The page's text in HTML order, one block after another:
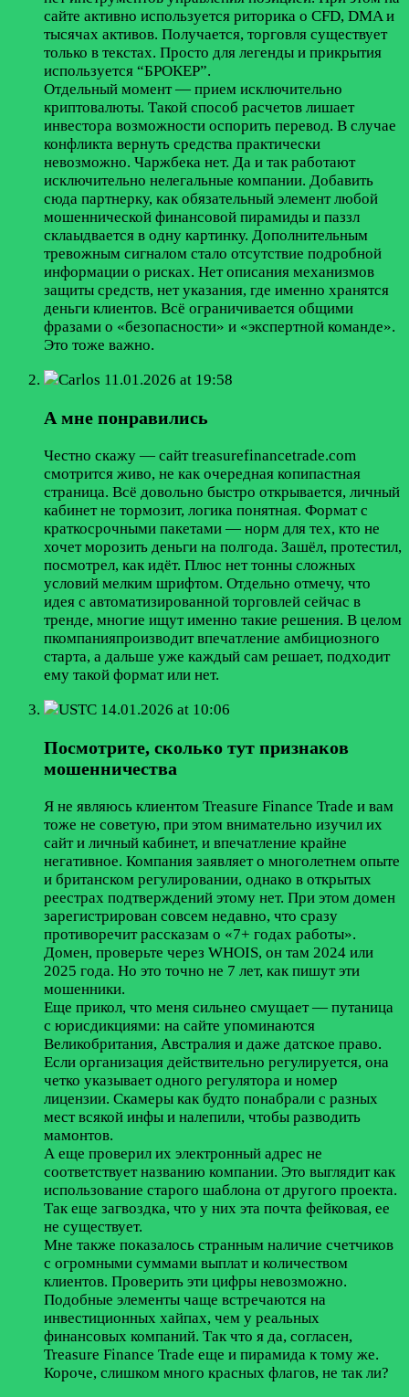
сайте активно используется риторика о CFD, DMA и
тысячах активов. Получается, торговля существует
только в текстах. Просто для легенды и прикрытия
используется “БРОКЕР”.
Отдельный момент — прием исключительно
криптовалюты. Такой способ расчетов лишает
инвестора возможности оспорить перевод. В случае
конфликта вернуть средства практически
невозможно. Чаржбека нет. Да и так работают
исключительно нелегальные компании. Добавить
сюда партнерку, как обязательный элемент любой
мошеннической финансовой пирамиды и паззл
склаыдвается в одну картинку. Дополнительным
тревожным сигналом стало отсутствие подробной
информации о рисках. Нет описания механизмов
защиты средств, нет указания, где именно хранятся
деньги клиентов. Всё ограничивается общими
фразами о «безопасности» и «экспертной команде».
Это тоже важно.
Carlos 11.01.2026 at 19:58
А мне понравились
Честно скажу — сайт treasurefinancetrade.com
смотрится живо, не как очередная копипастная
страница. Всё довольно быстро открывается, личный
кабинет не тормозит, логика понятная. Формат с
краткосрочными пакетами — норм для тех, кто не
хочет морозить деньги на полгода. Зашёл, протестил,
посмотрел, как идёт. Плюс нет тонны сложных
условий мелким шрифтом. Отдельно отмечу, что
идея с автоматизированной торговлей сейчас в
тренде, многие ищут именно такие решения. В целом
пкомпанияпроизводит впечатление амбициозного
старта, а дальше уже каждый сам решает, подходит
ему такой формат или нет.
USTC 14.01.2026 at 10:06
Посмотрите, сколько тут признаков
мошенничества
Я не являюсь клиентом Treasure Finance Trade и вам
тоже не советую, при этом внимательно изучил их
сайт и личный кабинет, и впечатление крайне
негативное. Компания заявляет о многолетнем опыте
и британском регулировании, однако в открытых
реестрах подтверждений этому нет. При этом домен
зарегистрирован совсем недавно, что сразу
противоречит рассказам о «7+ годах работы».
Домен, проверьте через WHOIS, он там 2024 или
2025 года. Но это точно не 7 лет, как пишут эти
мошенники.
Еще прикол, что меня сильнео смущает — путаница
с юрисдикциями: на сайте упоминаются
Великобритания, Австралия и даже датское право.
Если организация действительно регулируется, она
четко указывает одного регулятора и номер
лицензии. Скамеры как будто понабрали с разных
мест всякой инфы и налепили, чтобы разводить
мамонтов.
А еще проверил их электронный адрес не
соответствует названию компании. Это выглядит как
использование старого шаблона от другого проекта.
Так еще загвоздка, что у них эта почта фейковая, ее
не существует.
Мне также показалось странным наличие счетчиков
с огромными суммами выплат и количеством
клиентов. Проверить эти цифры невозможно.
Подобные элементы чаще встречаются на
инвестиционных хайпах, чем у реальных
финансовых компаний. Так что я да, согласен,
Treasure Finance Trade еще и пирамида к тому же.
Короче, слишком много красных флагов, не так ли?